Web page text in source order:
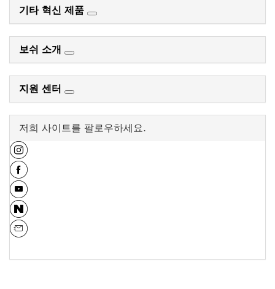
기타 혁신 제품
보쉬 소개
지원 센터
저희 사이트를 팔로우하세요.